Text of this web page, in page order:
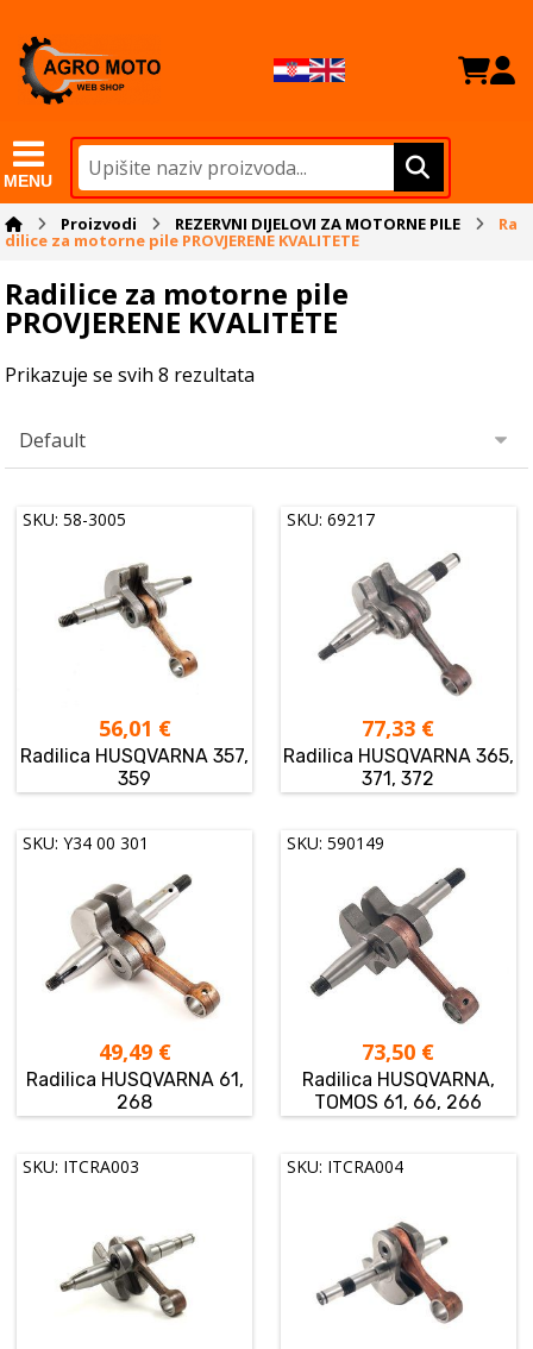
MENU
Proizvodi REZERVNI DIJELOVI ZA MOTORNE PILE Ra
dilice za motorne pile PROVJERENE KVALITETE
Radilice za motorne pile
PROVJERENE KVALITETE
Prikazuje se svih 8 rezultata
SKU: 58-3005
56,01 €
Radilica HUSQVARNA 357,
359
SKU: 69217
77,33 €
Radilica HUSQVARNA 365,
371, 372
SKU: Y34 00 301
49,49 €
Radilica HUSQVARNA 61,
268
SKU: 590149
73,50 €
Radilica HUSQVARNA,
TOMOS 61, 66, 266
SKU: ITCRA003 SKU: ITCRA004